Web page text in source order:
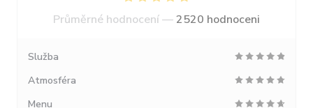
Průměrné hodnocení —2520 hodnoceni
Služba
Atmosféra
Menu